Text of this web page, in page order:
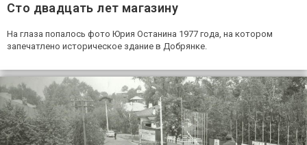
Сто двадцать лет магазину
На глаза попалось фото Юрия Останина 1977 года, на котором
запечатлено историческое здание в Добрянке.